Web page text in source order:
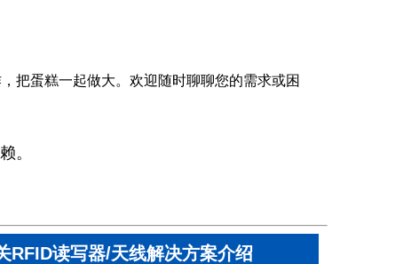
把蛋糕一起做大。欢迎随时聊聊您的需求或困
。
RFID读写器/天线解决方案介绍